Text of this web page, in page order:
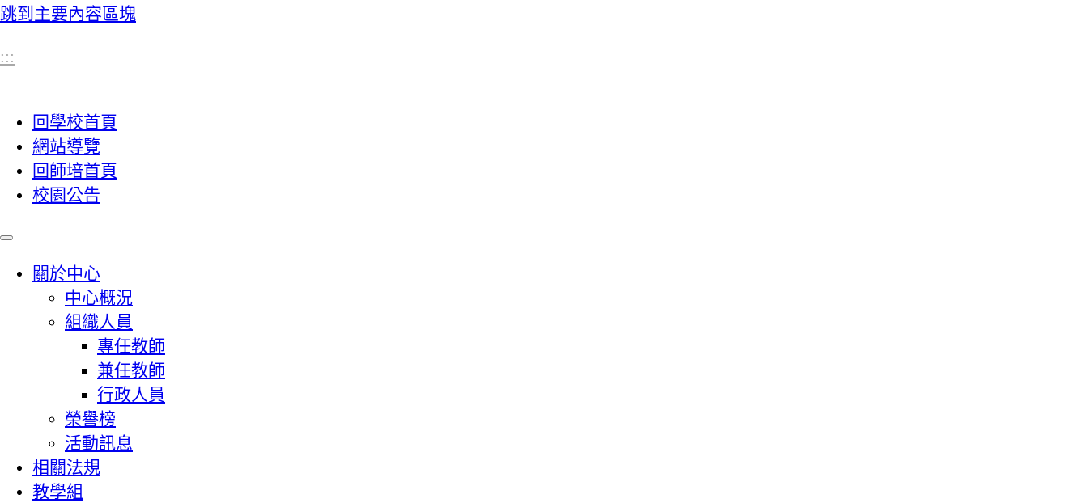
跳到主要內容區塊
:::
回學校首頁
網站導覽
回師培首頁
校園公告
關於中心
中心概況
組織人員
專任教師
兼任教師
行政人員
榮譽榜
活動訊息
相關法規
教學組